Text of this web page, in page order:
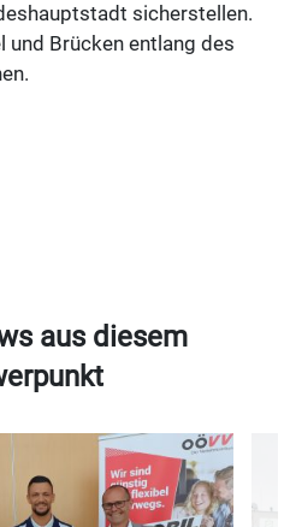
sicherstellen.
und Brücken entlang des
aus diesem